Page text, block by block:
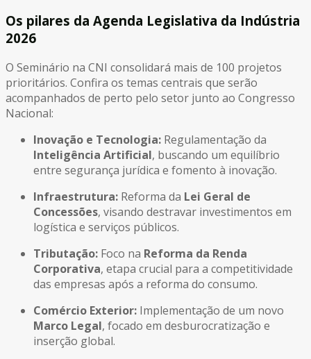
Os pilares da Agenda Legislativa da Indústria
2026
O Seminário na CNI consolidará mais de 100 projetos
prioritários. Confira os temas centrais que serão
acompanhados de perto pelo setor junto ao Congresso
Nacional:
Inovação e Tecnologia: Regulamentação da
Inteligência Artificial, buscando um equilíbrio
entre segurança jurídica e fomento à inovação.
Infraestrutura: Reforma da Lei Geral de
Concessões, visando destravar investimentos em
logística e serviços públicos.
Tributação: Foco na Reforma da Renda
Corporativa, etapa crucial para a competitividade
das empresas após a reforma do consumo.
Comércio Exterior: Implementação de um novo
Marco Legal, focado em desburocratização e
inserção global.